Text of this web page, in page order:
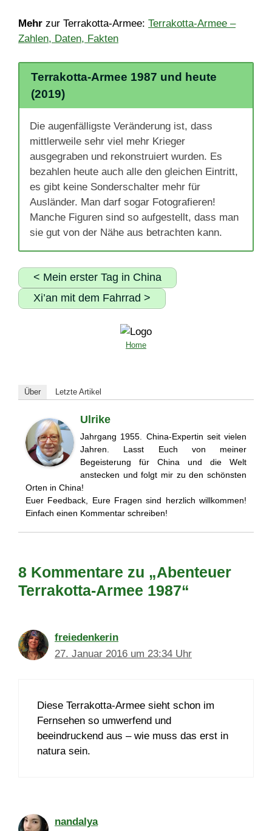
Mehr zur Terrakotta-Armee: Terrakotta-Armee –
Zahlen, Daten, Fakten
Terrakotta-Armee 1987 und heute
(2019)
Die augenfälligste Veränderung ist, dass
mittlerweile sehr viel mehr Krieger
ausgegraben und rekonstruiert wurden. Es
bezahlen heute auch alle den gleichen Eintritt,
es gibt keine Sonderschalter mehr für
Ausländer. Man darf sogar Fotografieren!
Manche Figuren sind so aufgestellt, dass man
sie gut von der Nähe aus betrachten kann.
< Mein erster Tag in China
Xi’an mit dem Fahrrad >
Home
Über Letzte Artikel
Ulrike
Jahrgang 1955. China-Expertin seit vielen
Jahren. Lasst Euch von meiner
Begeisterung für China und die Welt
anstecken und folgt mir zu den schönsten
Orten in China!
Euer Feedback, Eure Fragen sind herzlich willkommen!
Einfach einen Kommentar schreiben!
8 Kommentare zu „Abenteuer
Terrakotta-Armee 1987“
freiedenkerin
27. Januar 2016 um 23:34 Uhr
Diese Terrakotta-Armee sieht schon im
Fernsehen so umwerfend und
beeindruckend aus – wie muss das erst in
natura sein.
nandalya